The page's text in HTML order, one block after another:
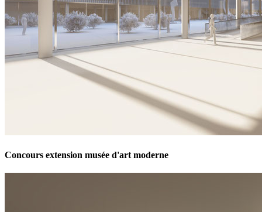
Concours extension musée d'art moderne